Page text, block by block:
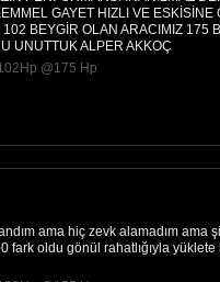
GAYET HIZLI VE ESKİSİNE
BEYGİR OLAN ARACIMIZ 175
UNUTTUK ALPER AKKOÇ
@175 Hp
ama hiç zevk alamadım ama
fark oldu gönül rahatlığıyla